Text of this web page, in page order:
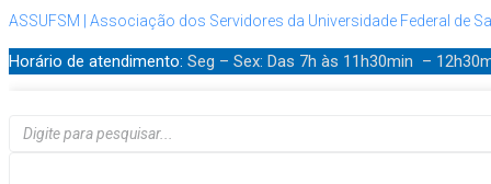
ASSUFSM | Associação dos Servidores da Universidade Federal de
Horário de atendimento: Seg – Sex: Das 7h às 11h30min –